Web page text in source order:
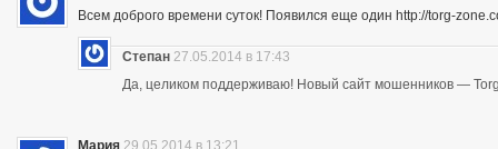
Всем доброго времени суток! Появился еще один http://torg-
Степан 27.05.2014 в 17:43
Да, целиком поддерживаю! Новый сайт мошенников —
Мария 29.05.2014 в 13:21